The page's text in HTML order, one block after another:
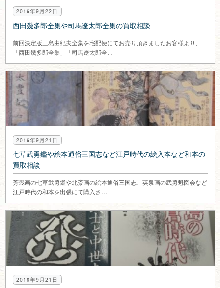
2016年9月22日
西田幾多郎全集や司馬遼太郎全集の買取相談
前回決定版三島由紀夫全集を宅配便にてお売り頂きましたお客様より、
「西田幾多郎全集」「司馬遼太郎全…
2016年9月21日
七草武勇鑑や絵本通俗三国志など江戸時代の絵入本など和本の
買取相談
芳幾画の七草武勇鑑や北斎画の絵本通俗三国志、英泉画の武勇魁図会など
江戸時代の和本を出張にて購入さ…
2016年9月21日